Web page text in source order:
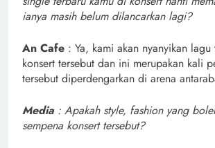
ianya masih belum dilancarkan lagi?
An Cafe : Ya, kami akan nyanyikan
konsert tersebut dan ini merupakan kali
tersebut diperdengarkan di arena
Media : Apakah style, fashion yang
sempena konsert tersebut?